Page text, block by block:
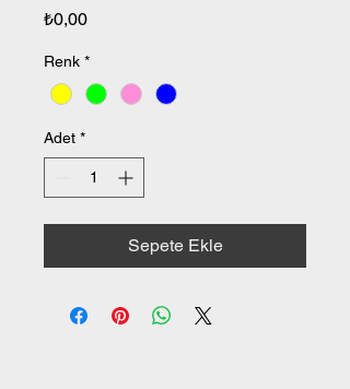
₺0,00Fiyat
Renk *
Adet *
Sepete Ekle